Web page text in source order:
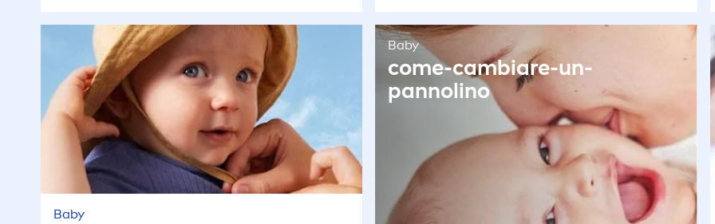
Baby
Baby
come-cambiare-un-
pannolino